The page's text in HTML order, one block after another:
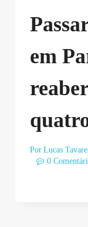
em
Por Lucas
0